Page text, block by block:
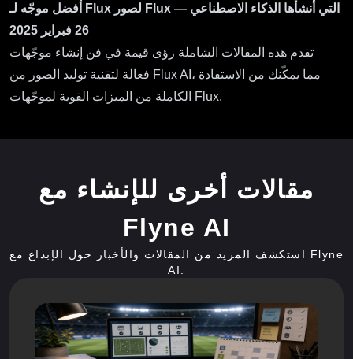
أفضل موجّه لـ Flux لصور Flux التي أنشأها الذكاء الاصطناعي —
26 فبراير 2025
تقدم هذه المقالات الشاملة رؤى قيمة في فن إنشاء موجّهات
فعالة لتقنية توليد الصور من Flux AI، مما يمكّنك من الاستفادة
الكاملة من الميزات القوية لموجّهات Flux.
مقالات أخرى للإنشاء مع
Flyne AI
استكشف المزيد من المقالات والأخبار حول الإبداع مع Flyne
AI.